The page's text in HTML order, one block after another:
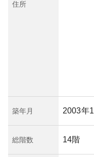
住所
築年月 2003年
総階数 14階